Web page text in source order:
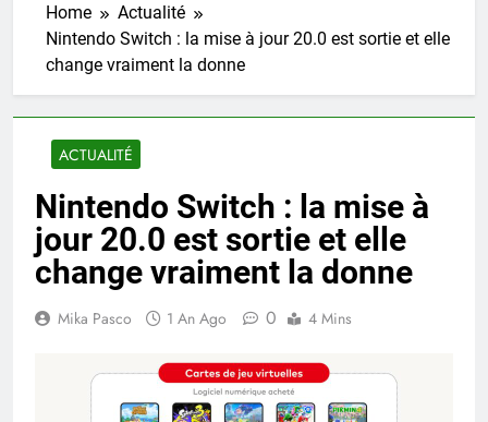
Home
Actualité
Nintendo Switch : la mise à jour 20.0 est sortie et elle
change vraiment la donne
ACTUALITÉ
Nintendo Switch : la mise à
jour 20.0 est sortie et elle
change vraiment la donne
Mika Pasco 1 An Ago 0 4 Mins